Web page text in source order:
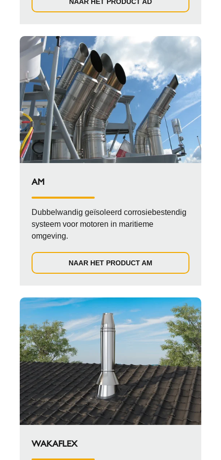
AM
Dubbelwandig geïsoleerd corrosiebestendig
systeem voor motoren in maritieme
omgeving.
NAAR HET PRODUCT AM
WAKAFLEX